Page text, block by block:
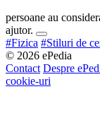
persoane au
ajutor.
#Fizica #Stiluri de
© 2026 ePedia
Contact Despre
cookie-uri